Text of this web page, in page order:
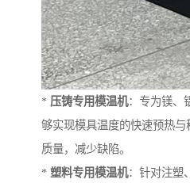
* 压铸专用模温机：专为镁、
够实现模具温度的快速预热
质量，减少缺陷。
* 塑料专用模温机：针对注塑